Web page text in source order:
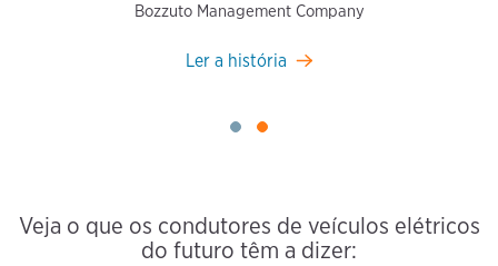
Bozzuto Management Company
Ler a história
Veja o que os condutores de veículos elétricos
do futuro têm a dizer: